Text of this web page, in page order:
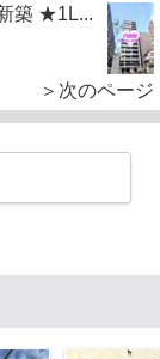
築 ★1L...
＞次のページ